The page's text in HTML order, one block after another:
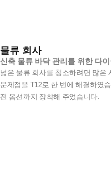
물류 회사
신축 물류 바닥 관리를 위한 다
넓은 물류 회사를 청소하려면 많은
문제점을 T12로 한 번에 해결하였
전 옵션까지 장착해 주었습니다.